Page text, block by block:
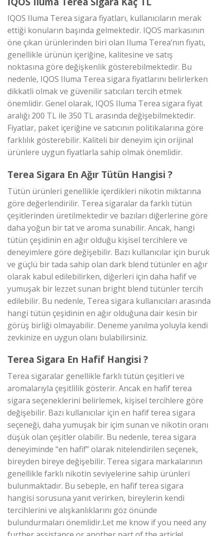
IQOS Iluma Terea sigara fiyatları, kullanıcıların merak
ettiği konuların başında gelmektedir. IQOS markasının
öne çıkan ürünlerinden biri olan Iluma Terea’nın fiyatı,
genellikle ürünün içeriğine, kalitesine ve satış
noktasına göre değişkenlik gösterebilmektedir. Bu
nedenle, IQOS Iluma Terea sigara fiyatlarını belirlerken
dikkatli olmak ve güvenilir satıcıları tercih etmek
önemlidir. Genel olarak, IQOS Iluma Terea sigara fiyat
aralığı 200 TL ile 350 TL arasında değişebilmektedir.
Fiyatlar, paket içeriğine ve satıcının politikalarına göre
farklılık gösterebilir. Kaliteli bir deneyim için orijinal
ürünlere uygun fiyatlarla sahip olmak önemlidir.
Terea Sigara En Ağır Tütün Hangisi ?
Tütün ürünleri genellikle içerdikleri nikotin miktarına
göre değerlendirilir. Terea sigaralar da farklı tütün
çeşitlerinden üretilmektedir ve bazıları diğerlerine göre
daha yoğun bir tat ve aroma sunabilir. Ancak, hangi
tütün çeşidinin en ağır olduğu kişisel tercihlere ve
deneyimlere göre değişebilir. Bazı kullanıcılar için buruk
ve güçlü bir tada sahip olan dark blend tütünler en ağır
olarak kabul edilebilirken, diğerleri için daha hafif ve
yumuşak bir lezzet sunan bright blend tütünler tercih
edilebilir. Bu nedenle, Terea sigara kullanıcıları arasında
hangi tütün çeşidinin en ağır olduğuna dair kesin bir
görüş birliği olmayabilir. Deneme yanılma yoluyla kendi
zevkinize en uygun olanı bulabilirsiniz.
Terea Sigara En Hafif Hangisi ?
Terea sigaralar genellikle farklı tütün çeşitleri ve
aromalarıyla çeşitlilik gösterir. Ancak en hafif terea
sigara seçeneklerini belirlemek, kişisel tercihlere göre
değişebilir. Bazı kullanıcılar için en hafif terea sigara
seçeneği, daha yumuşak bir içim sunan ve nikotin oranı
düşük olan çeşitler olabilir. Bu nedenle, terea sigara
deneyiminde “en hafif” olarak nitelendirilen seçenek,
bireyden bireye değişebilir. Terea sigara markalarının
genellikle farklı nikotin seviyelerine sahip ürünleri
bulunmaktadır. Bu sebeple, en hafif terea sigara
hangisi sorusuna yanıt verirken, bireylerin kendi
tercihlerini ve alışkanlıklarını göz önünde
bulundurmaları önemlidir.Let me know if you need any